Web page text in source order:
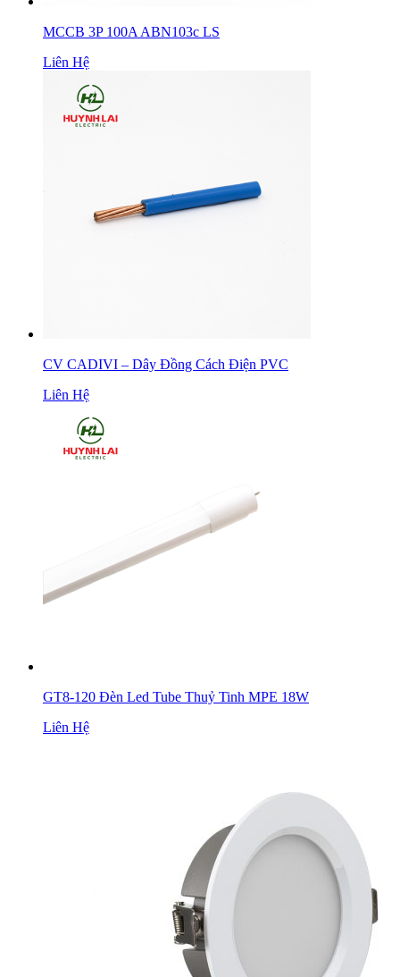
MCCB 3P 100A ABN103c LS
Liên Hệ
CV CADIVI – Dây Đồng Cách Điện PVC
Liên Hệ
GT8-120 Đèn Led Tube Thuỷ Tinh MPE 18W
Liên Hệ